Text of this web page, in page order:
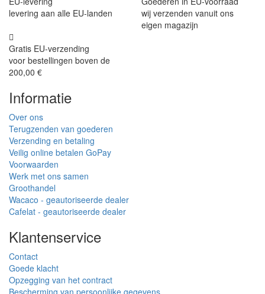
levering aan alle EU-landen
wij verzenden vanuit ons
eigen magazijn
Gratis EU-verzending
voor bestellingen boven de
200,00 €
Informatie
Over ons
Terugzenden van goederen
Verzending en betaling
Veilig online betalen GoPay
Voorwaarden
Werk met ons samen
Groothandel
Wacaco - geautoriseerde dealer
Cafelat - geautoriseerde dealer
Klantenservice
Contact
Goede klacht
Opzegging van het contract